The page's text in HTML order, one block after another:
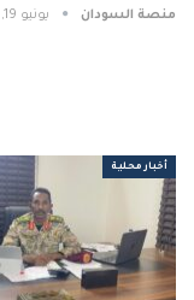
منصة السودان يونيو 19, 2026
أخبار محلية